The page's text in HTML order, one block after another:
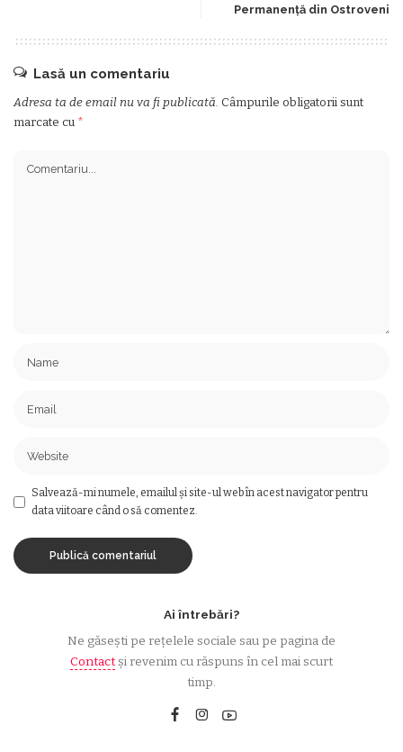
Permanenţă din Ostroveni
Lasă un comentariu
Adresa ta de email nu va fi publicată. Câmpurile obligatorii sunt
marcate cu *
Salvează-mi numele, emailul și site-ul web în acest navigator pentru
data viitoare când o să comentez.
Ai întrebări?
Ne găsești pe rețelele sociale sau pe pagina de
Contactși revenim cu răspuns în cel mai scurt
timp.